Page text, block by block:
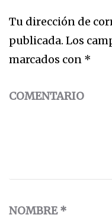
Tu dirección de
publicada. Los
marcados con *
COMENTARIO
NOMBRE*